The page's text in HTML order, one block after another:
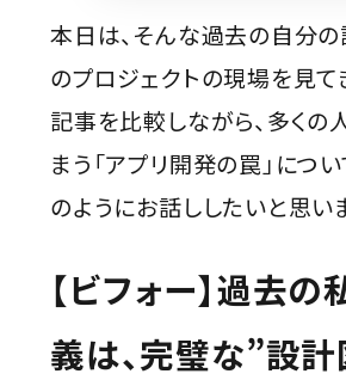
本日は、そんな過去の自分の
のプロジェクトの現場を見
記事を比較しながら、多くの
まう「アプリ開発の罠」につ
のようにお話ししたいと思い
【ビフォー】過去の
義は、完璧な”設計